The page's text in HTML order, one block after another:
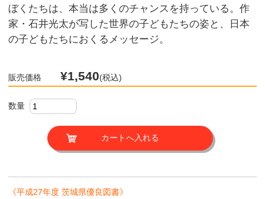
ぼくたちは、本当は多くのチャンスを持っている。作
家・石井光太が写した世界の子どもたちの姿と、日本
の子どもたちにおくるメッセージ。
販売価格 ¥1,540(税込)
数量
《平成27年度 茨城県優良図書》